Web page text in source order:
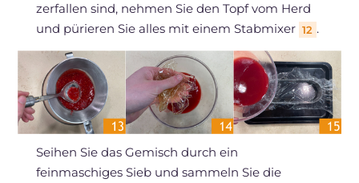
zerfallen sind, nehmen Sie den Topf vom Herd
und pürieren Sie alles mit einem Stabmixer 12 .
Seihen Sie das Gemisch durch ein
feinmaschiges Sieb und sammeln Sie die